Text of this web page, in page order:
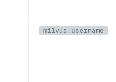
milvus.username